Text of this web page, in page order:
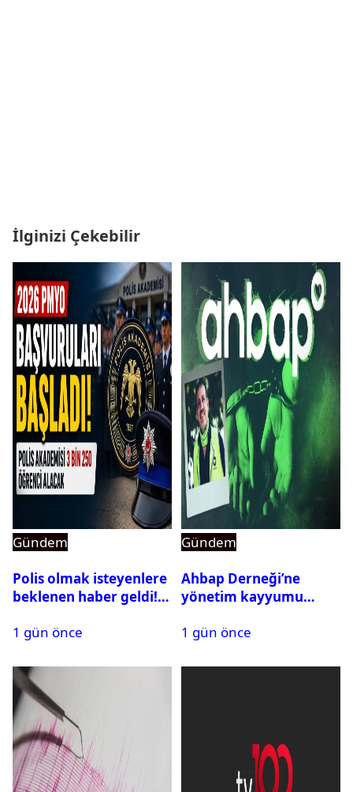
İlginizi Çekebilir
Gündem
Polis olmak isteyenlere
beklenen haber geldi!
1 gün önce
Gündem
Ahbap Derneği’ne
yönetim kayyumu
açıldı
1 gün önce